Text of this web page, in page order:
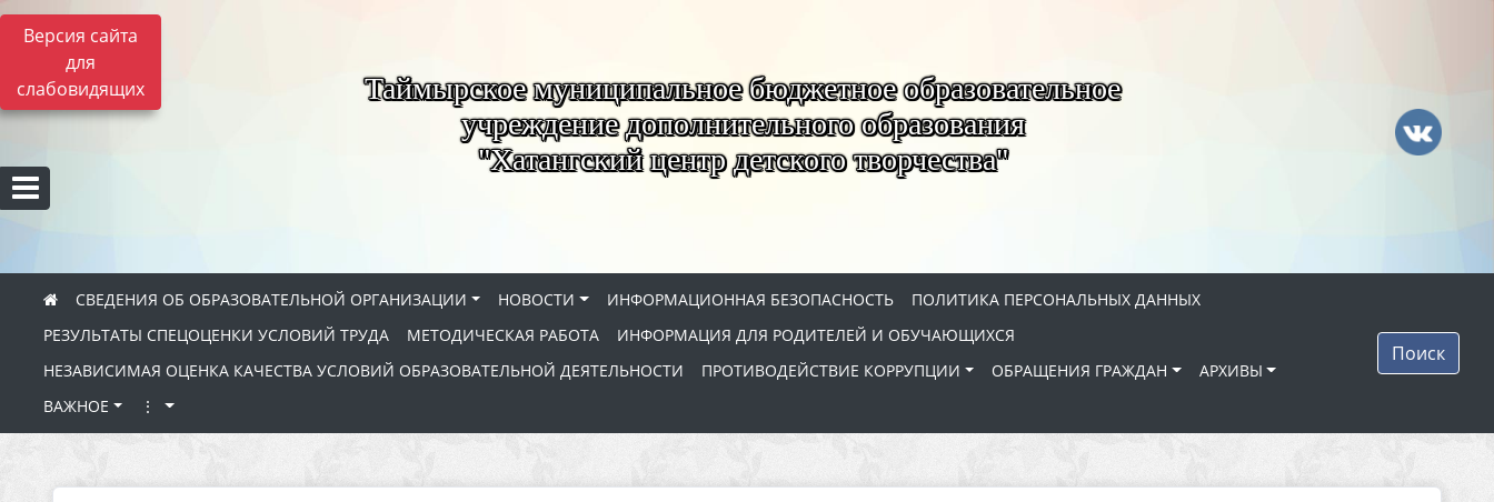
Версия сайта
для
слабовидящих
Таймырское муниципальное бюджетное образовательное
учреждение дополнительного образования
"Хатангский центр детского творчества"
СВЕДЕНИЯ ОБ ОБРАЗОВАТЕЛЬНОЙ ОРГАНИЗАЦИИ НОВОСТИ ИНФОРМАЦИОННАЯ БЕЗОПАСНОСТЬ
ПОЛИТИКА ПЕРСОНАЛЬНЫХ ДАННЫХ
РЕЗУЛЬТАТЫ СПЕЦОЦЕНКИ УСЛОВИЙ ТРУДА
МЕТОДИЧЕСКАЯ РАБОТА
ИНФОРМАЦИЯ ДЛЯ РОДИТЕЛЕЙ И ОБУЧАЮЩИХСЯ
НЕЗАВИСИМАЯ ОЦЕНКА КАЧЕСТВА УСЛОВИЙ ОБРАЗОВАТЕЛЬНОЙ ДЕЯТЕЛЬНОСТИ
ПРОТИВОДЕЙСТВИЕ КОРРУПЦИИ ОБРАЩЕНИЯ ГРАЖДАН
АРХИВЫ
ВАЖНОЕ
⋮
Поиск